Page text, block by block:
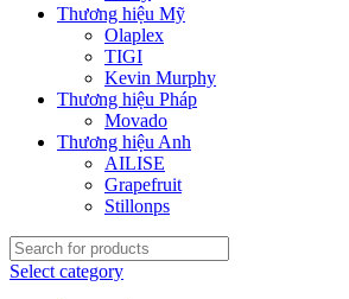
Thương hiệu Mỹ
Olaplex
TIGI
Kevin Murphy
Thương hiệu Pháp
Movado
Thương hiệu Anh
AILISE
Grapefruit
Stillonps
Select category